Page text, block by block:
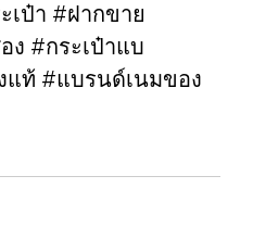
เป๋า #ฝากขาย
ง​ #กระเป๋าแบ
แท้​ #แบรนด์เนมของ